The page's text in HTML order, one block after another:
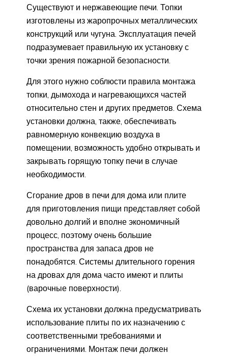
Существуют и нержавеющие печи. Топки
изготовлены из жаропрочных металлических
конструкций или чугуна. Эксплуатация печей
подразумевает правильную их установку с
точки зрения пожарной безопасности.
Для этого нужно соблюсти правила монтажа
топки, дымохода и нагревающихся частей
относительно стен и других предметов. Схема
установки должна, также, обеспечивать
равномерную конвекцию воздуха в
помещении, возможность удобно открывать и
закрывать горящую топку печи в случае
необходимости.
Сгорание дров в печи для дома или плите
для приготовления пищи представляет собой
довольно долгий и вполне экономичный
процесс, поэтому очень большие
пространства для запаса дров не
понадобятся. Системы длительного горения
на дровах для дома часто имеют и плиты
(варочные поверхности).
Схема их установки должна предусматривать
использование плиты по их назначению с
соответственными требованиями и
ограничениями. Монтаж печи должен